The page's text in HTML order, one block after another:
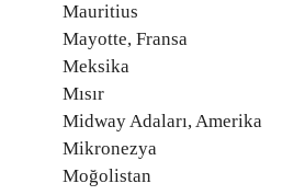
Mauritius
Mayotte, Fransa
Meksika
Mısır
Midway Adaları, Amerika
Mikronezya
Moğolistan